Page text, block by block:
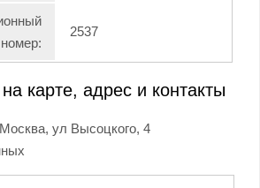
номер:
2537
карте, адрес и контакты
Москва, ул Высоцкого, 4